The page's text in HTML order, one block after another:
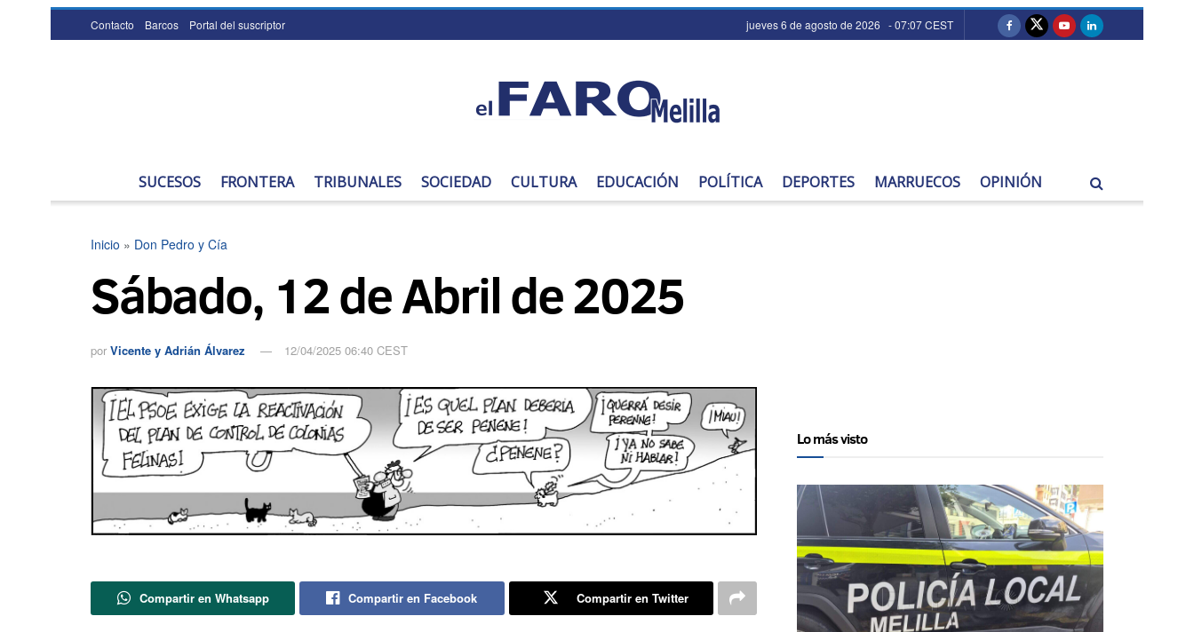
Contacto Barcos Portal del suscriptor jueves 6 de agosto de 2026 - 07:07 CEST
SUCESOS FRONTERA TRIBUNALES SOCIEDAD CULTURA EDUCACIÓN POLÍTICA DEPORTES MARRUECOS OPINIÓN
Inicio » Don Pedro y Cía
Sábado, 12 de Abril de 2025
por Vicente y Adrián Álvarez 12/04/2025 06:40 CEST
Compartir en Whatsapp Compartir en Facebook Compartir en Twitter
Lo más visto